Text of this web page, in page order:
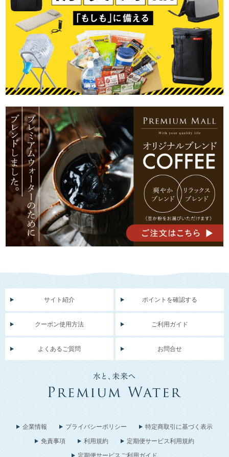
サイト紹介 ポイントを確認する
クーポン使用方法 ご利用ガイド
よくあるご質問 お問合せ
企業情報 プライバシーポリシー
特定商取引に基づく表示
免責事項
利用規約
定期便サービス利用規約